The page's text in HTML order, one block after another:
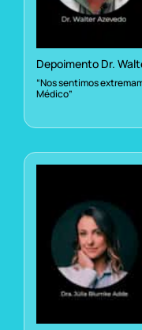
Depoimento Dr.
“Nos sentimos
Médico”